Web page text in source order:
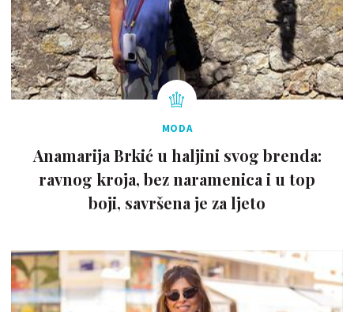
MODA
Anamarija Brkić u haljini svog brenda:
ravnog kroja, bez naramenica i u top
boji, savršena je za ljeto